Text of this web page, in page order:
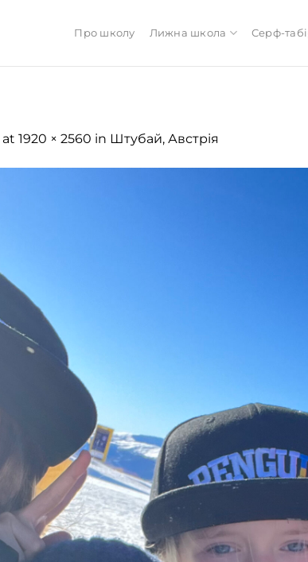
Про школу Лижна школа Серф-
at 1920 × 2560 in Штубай, Австрія